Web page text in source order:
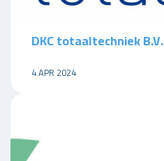
DKC totaaltechniek B.V.
4 APR 2024